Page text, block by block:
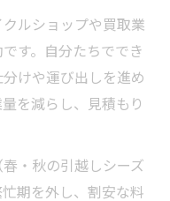
ルショップや買取業
す。自分たちででき
けや運び出しを進め
を減らし、見積もり
・秋の引越しシーズ
期を外し、割安な料